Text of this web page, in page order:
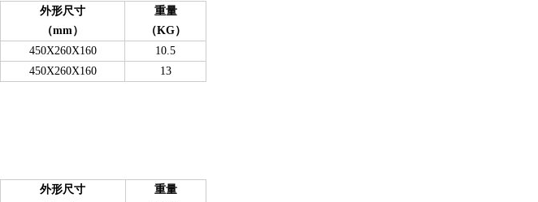
外形尺寸
（mm）
重量
（KG）
450X260X160
10.5
450X260X160 13
外形尺寸
重量